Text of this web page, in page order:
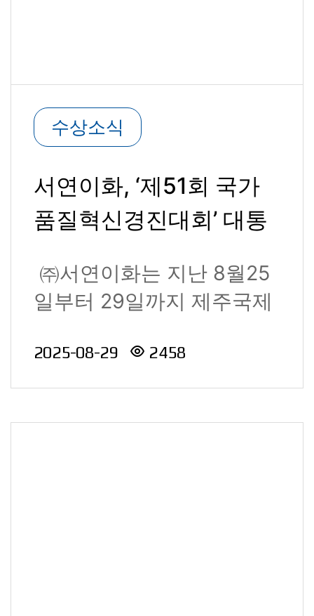
수상소식
서연이화, ‘제51회 국가
품질혁신경진대회’ 대통
㈜서연이화는 지난 8월25
일부터 29일까지 제주국제
회 ..
2025-08-29 2458